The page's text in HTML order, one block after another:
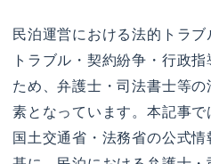
民泊運営における法的トラ
トラブル・契約紛争・行政
ため、弁護士・司法書士等
素となっています。本記事で
国土交通省・法務省の公式